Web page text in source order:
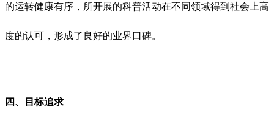
的运转健康有序，所开展的科普活动在不同领域得到社会上高
度的认可，形成了良好的业界口碑。
四、目标追求